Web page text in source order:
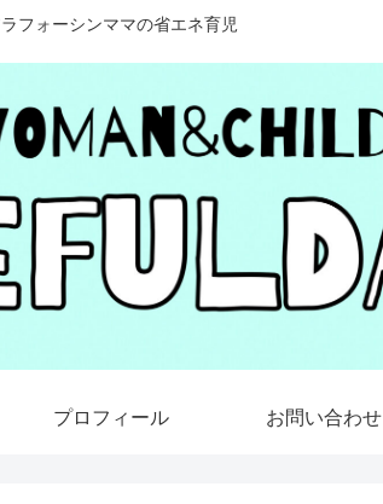
フォーシンママの省エネ育児
プロフィール お問い合わせ